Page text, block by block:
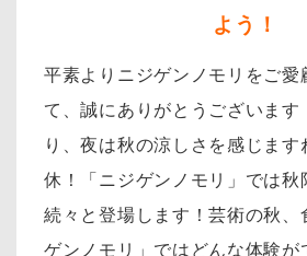
よう！
平素よりニジゲンノモリをご愛
て、誠にありがとうございます
り、夜は秋の涼しさを感じます
休！「ニジゲンノモリ」では秋
続々と登場します！芸術の秋、
ゲンノモリ」ではどんな体験が